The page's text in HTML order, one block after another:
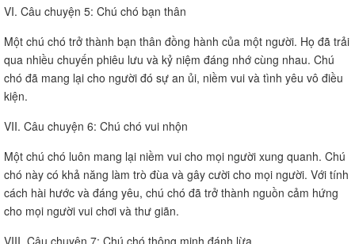
VI. Câu chuyện 5: Chú chó bạn thân
Một chú chó trở thành bạn thân đồng hành của một người. Họ đã trải
qua nhiều chuyến phiêu lưu và kỷ niệm đáng nhớ cùng nhau. Chú
chó đã mang lại cho người đó sự an ủi, niềm vui và tình yêu vô điều
kiện.
VII. Câu chuyện 6: Chú chó vui nhộn
Một chú chó luôn mang lại niềm vui cho mọi người xung quanh. Chú
chó này có khả năng làm trò đùa và gây cười cho mọi người. Với tính
cách hài hước và đáng yêu, chú chó đã trở thành nguồn cảm hứng
cho mọi người vui chơi và thư giãn.
VIII. Câu chuyện 7: Chú chó thông minh đánh lừa